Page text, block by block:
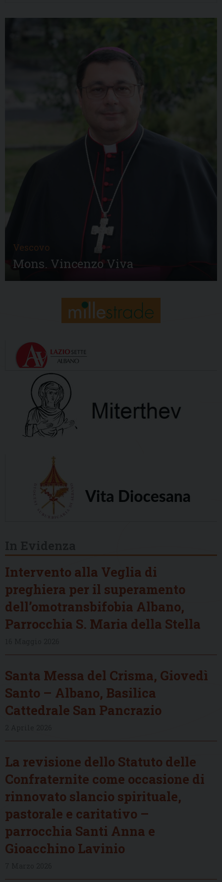
Vescovo
Mons. Vincenzo Viva
Intervento alla Veglia di
preghiera per il superamento
dell’omotransbifobia Albano,
Parrocchia S. Maria della Stella
Santa Messa del Crisma, Giovedì
Santo – Albano, Basilica
Cattedrale San Pancrazio
La revisione dello Statuto delle
Confraternite come occasione di
rinnovato slancio spirituale,
pastorale e caritativo –
parrocchia Santi Anna e
Gioacchino Lavinio